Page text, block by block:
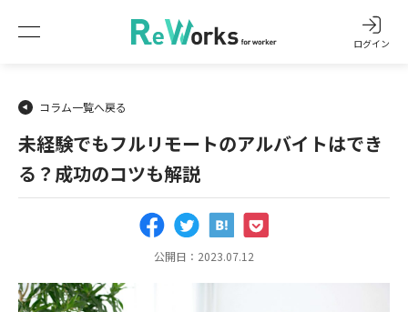
ログイン
コラム一覧へ戻る
未経験でもフルリモートのアルバイトはでき
る？成功のコツも解説
公開日：2023.07.12